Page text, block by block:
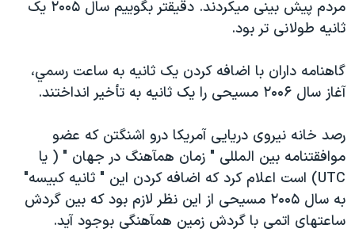
جهش
به
جستجو
ورزشی
گزیده‌ها
ویژه برنامه‌ها
ویدیوها
حقوق شهروندی
اقتصادی
علم و فناوری
جام جهانی ۲۰۲۶
عملیات خشم حماسی
۲۵۰سالگی آمریکا
بایگانی برنامه‌های تلویزیونی
انتخابات ریاست جمهوری آمریکا ۲۰۲۴
حمله جمهوری اسلامی به اسرائیل
رمز مهسا
فرکانس‌های صدای آمریکا
پخش رادیویی
یادگیری زبان انگلیسی
زبانهای مختلف
مردم پيش بينی ميکردند. دقيقتر بگوييم سال ۲۰۰۵ يک
ثانيه طولانی تر بود.
گاهنامه داران با اضافه کردن يک ثانيه به ساعت رسمي،
آغاز سال ۲۰۰۶ مسيحی را يک ثانيه به تأخير انداختند.
رصد خانه نيروی دريايی آمريکا درو اشنگتن که عضو
موافقتنامه بين المللی " زمان همآهنگ در جهان " ( يا
UTC) است اعلام کرد که اضافه کردن اين " ثانيه کبيسه"
به سال ۲۰۰۵ مسيحی از اين نظر لازم بود که بين گردش
ساعتهای اتمی با گردش زمين همآهنگی بوجود آيد.